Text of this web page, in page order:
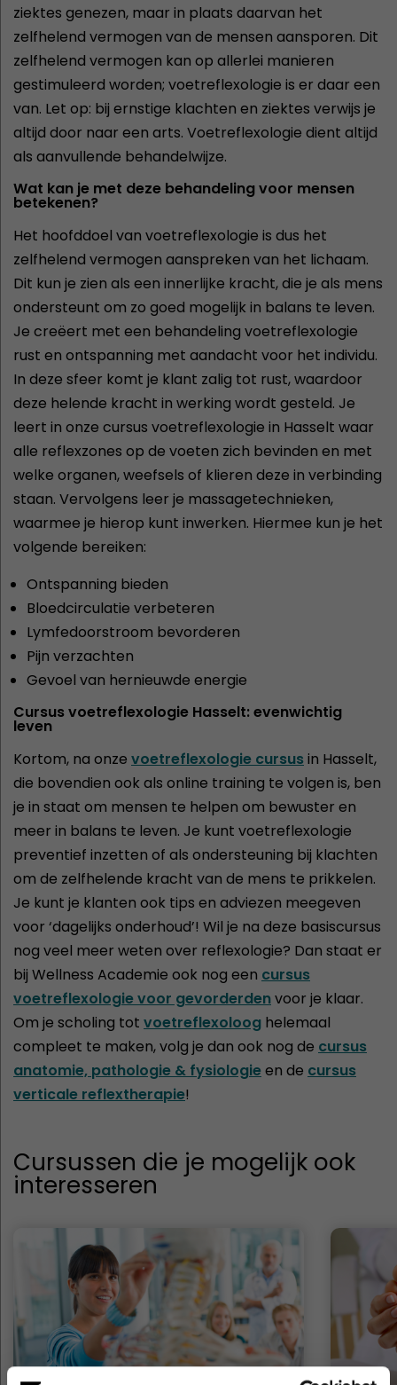
ziektes genezen, maar in plaats daarvan het
zelfhelend vermogen van de mensen aansporen. Dit
zelfhelend vermogen kan op allerlei manieren
gestimuleerd worden; voetreflexologie is er daar een
van. Let op: bij ernstige klachten en ziektes verwijs je
altijd door naar een arts. Voetreflexologie dient altijd
als aanvullende behandelwijze.
Wat kan je met deze behandeling voor mensen
betekenen?
Het hoofddoel van voetreflexologie is dus het
zelfhelend vermogen aanspreken van het lichaam.
Dit kun je zien als een innerlijke kracht, die je als mens
ondersteunt om zo goed mogelijk in balans te leven.
Je creëert met een behandeling voetreflexologie
rust en ontspanning met aandacht voor het individu.
In deze sfeer komt je klant zalig tot rust, waardoor
deze helende kracht in werking wordt gesteld. Je
leert in onze cursus voetreflexologie in Hasselt waar
alle reflexzones op de voeten zich bevinden en met
welke organen, weefsels of klieren deze in verbinding
staan. Vervolgens leer je massagetechnieken,
waarmee je hierop kunt inwerken. Hiermee kun je het
volgende bereiken:
Ontspanning bieden
Bloedcirculatie verbeteren
Lymfedoorstroom bevorderen
Pijn verzachten
Gevoel van hernieuwde energie
Cursus voetreflexologie Hasselt: evenwichtig
leven
Kortom, na onze voetreflexologie cursusin Hasselt,
die bovendien ook als online training te volgen is, ben
je in staat om mensen te helpen om bewuster en
meer in balans te leven. Je kunt voetreflexologie
preventief inzetten of als ondersteuning bij klachten
om de zelfhelende kracht van de mens te prikkelen.
Je kunt je klanten ook tips en adviezen meegeven
voor ‘dagelijks onderhoud’! Wil je na deze basiscursus
nog veel meer weten over reflexologie? Dan staat er
bij Wellness Academie ook nog een cursus
voetreflexologie voor gevorderdenvoor je klaar.
Om je scholing tot voetreflexoloog helemaal
compleet te maken, volg je dan ook nog de cursus
anatomie, pathologie & fysiologieen de cursus
verticale reflextherapie!
Cursussen die je mogelijk ook
interesseren